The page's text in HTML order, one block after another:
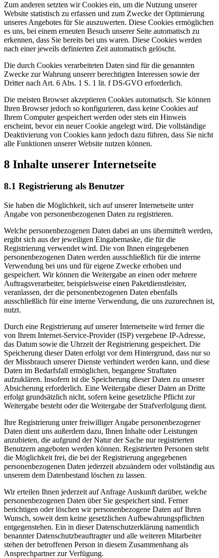
Zum anderen setzten wir Cookies ein, um die Nutzung unserer
Website statistisch zu erfassen und zum Zwecke der Optimierung
unseres Angebotes für Sie auszuwerten. Diese Cookies ermöglichen
es uns, bei einem erneuten Besuch unserer Seite automatisch zu
erkennen, dass Sie bereits bei uns waren. Diese Cookies werden
nach einer jeweils definierten Zeit automatisch gelöscht.
Die durch Cookies verarbeiteten Daten sind für die genannten
Zwecke zur Wahrung unserer berechtigten Interessen sowie der
Dritter nach Art. 6 Abs. 1 S. 1 lit. f DS-GVO erforderlich.
Die meisten Browser akzeptieren Cookies automatisch. Sie können
Ihren Browser jedoch so konfigurieren, dass keine Cookies auf
Ihrem Computer gespeichert werden oder stets ein Hinweis
erscheint, bevor ein neuer Cookie angelegt wird. Die vollständige
Deaktivierung von Cookies kann jedoch dazu führen, dass Sie nicht
alle Funktionen unserer Website nutzen können.
8 Inhalte unserer Internetseite
8.1 Registrierung als Benutzer
Sie haben die Möglichkeit, sich auf unserer Internetseite unter
Angabe von personenbezogenen Daten zu registrieren.
Welche personenbezogenen Daten dabei an uns übermittelt werden,
ergibt sich aus der jeweiligen Eingabemaske, die für die
Registrierung verwendet wird. Die von Ihnen eingegebenen
personenbezogenen Daten werden ausschließlich für die interne
Verwendung bei uns und für eigene Zwecke erhoben und
gespeichert. Wir können die Weitergabe an einen oder mehrere
Auftragsverarbeiter, beispielsweise einen Paketdienstleister,
veranlassen, der die personenbezogenen Daten ebenfalls
ausschließlich für eine interne Verwendung, die uns zuzurechnen ist,
nutzt.
Durch eine Registrierung auf unserer Internetseite wird ferner die
von Ihrem Internet-Service-Provider (ISP) vergebene IP-Adresse,
das Datum sowie die Uhrzeit der Registrierung gespeichert. Die
Speicherung dieser Daten erfolgt vor dem Hintergrund, dass nur so
der Missbrauch unserer Dienste verhindert werden kann, und diese
Daten im Bedarfsfall ermöglichen, begangene Straftaten
aufzuklären. Insofern ist die Speicherung dieser Daten zu unserer
Absicherung erforderlich. Eine Weitergabe dieser Daten an Dritte
erfolgt grundsätzlich nicht, sofern keine gesetzliche Pflicht zur
Weitergabe besteht oder die Weitergabe der Strafverfolgung dient.
Ihre Registrierung unter freiwilliger Angabe personenbezogener
Daten dient uns außerdem dazu, Ihnen Inhalte oder Leistungen
anzubieten, die aufgrund der Natur der Sache nur registrierten
Benutzern angeboten werden können. Registrierten Personen steht
die Möglichkeit frei, die bei der Registrierung angegebenen
personenbezogenen Daten jederzeit abzuändern oder vollständig aus
unserem dem Datenbestand löschen zu lassen.
Wir erteilen Ihnen jederzeit auf Anfrage Auskunft darüber, welche
personenbezogenen Daten über Sie gespeichert sind. Ferner
berichtigen oder löschen wir personenbezogene Daten auf Ihren
Wunsch, soweit dem keine gesetzlichen Aufbewahrungspflichten
entgegenstehen. Ein in dieser Datenschutzerklärung namentlich
benannter Datenschutzbeauftragter und alle weiteren Mitarbeiter
stehen der betroffenen Person in diesem Zusammenhang als
Ansprechpartner zur Verfügung.